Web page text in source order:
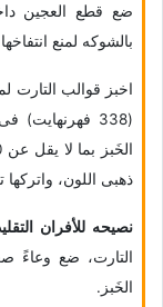
ضع قطع العجین
بالشوکه لمنع انتفاخها
(338
ذهبی اللون، واترکها
نصیحه للأفران
التارت، ضع وعاءً
الخَبز.